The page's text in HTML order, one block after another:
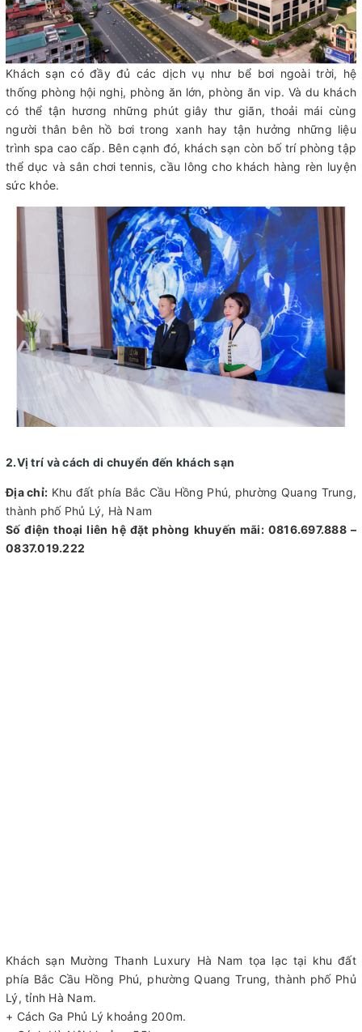
Khách sạn có đầy đủ các dịch vụ như bể bơi ngoài trời, hệ
thống phòng hội nghị, phòng ăn lớn, phòng ăn vip. Và du khách
có thể tận hương những phút giây thư giãn, thoải mái cùng
người thân bên hồ bơi trong xanh hay tận hưởng những liệu
trình spa cao cấp. Bên cạnh đó, khách sạn còn bố trí phòng tập
thể dục và sân chơi tennis, cầu lông cho khách hàng rèn luyện
sức khỏe.
2.Vị trí và cách di chuyển đến khách sạn
Địa chỉ: Khu đất phía Bắc Cầu Hồng Phú, phường Quang Trung,
thành phố Phủ Lý, Hà Nam
Số điện thoại liên hệ đặt phòng khuyến mãi: 0816.697.888 –
0837.019.222
Khách sạn Mường Thanh Luxury Hà Nam tọa lạc tại khu đất
phía Bắc Cầu Hồng Phú, phường Quang Trung, thành phố Phủ
Lý, tỉnh Hà Nam.
+ Cách Ga Phủ Lý khoảng 200m.